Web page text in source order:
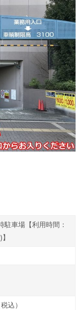
車場【利用時間：
込）